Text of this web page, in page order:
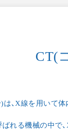
CT(
、X線を用いて
れる機械の中で